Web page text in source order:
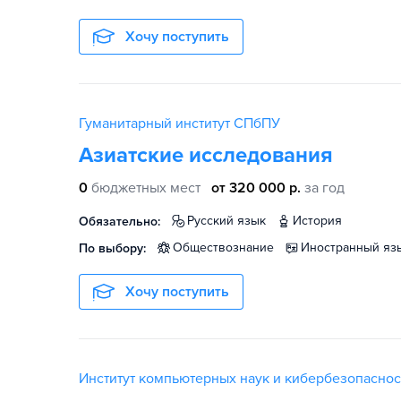
Хочу поступить
Гуманитарный институт СПбПУ
Азиатские исследования
0 бюджетных мест от 320 000 р. за год
Обязательно: русский язык
история
По выбору:
обществознание иностранный
Хочу поступить
Институт компьютерных наук и